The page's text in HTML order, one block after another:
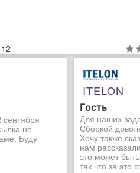
не
Буду
ITELON
Гость
Для наших
Сборкой
Хочу также
нам
это может
так что за это